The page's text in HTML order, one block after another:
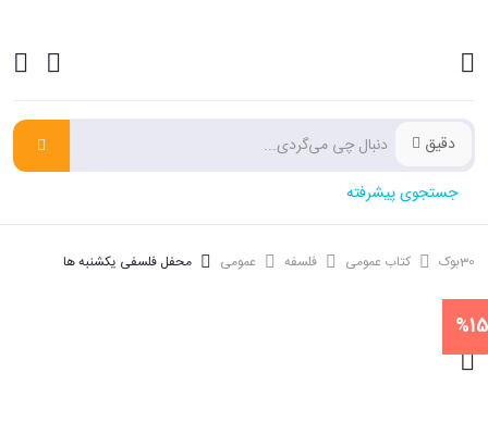
دقیق
جستجوی پیشرفته
30بوک کتاب عمومی فلسفه عمومی محفل فلسفی یکشنبه ها
%15